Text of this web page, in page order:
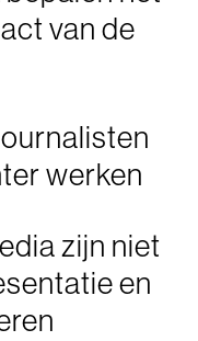
van de
werken
zijn niet
en